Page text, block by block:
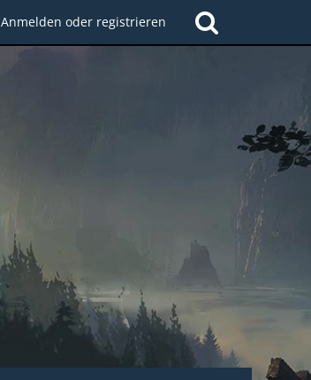
Anmelden oder registrieren